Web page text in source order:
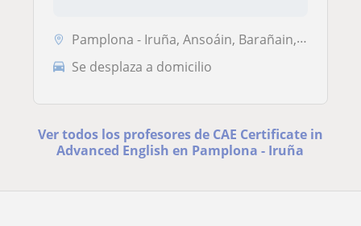
Pamplona - Iruña, Ansoáin, Barañain, Zizur Mayor - Zizur Nagusia
Se desplaza a domicilio
Ver todos los profesores de CAE Certificate in
Advanced English en Pamplona - Iruña